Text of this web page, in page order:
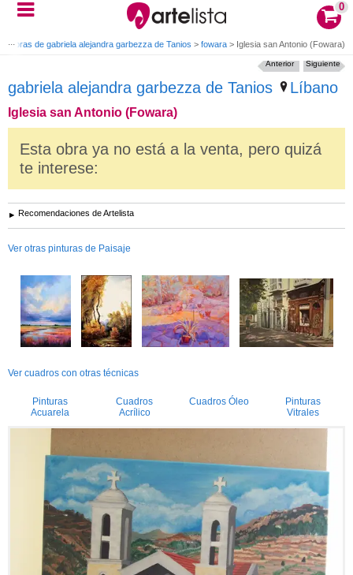
0
Obras de gabriela alejandra garbezza de Tanios > fowara > Iglesia san Antonio (Fowara)
gabriela alejandra garbezza de Tanios Líbano
Iglesia san Antonio (Fowara)
Siguiente
Anterior
Esta obra ya no está a la venta, pero quizá
te interese:
Recomendaciones de Artelista
Ver otras pinturas de Paisaje
Ver cuadros con otras técnicas
Pinturas
Acuarela
Cuadros
Acrílico
Cuadros Óleo
Pinturas
Vitrales